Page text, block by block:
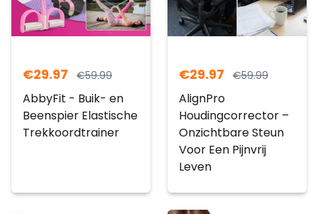
€29.97 €59.99
AbbyFit - Buik- en
Beenspier Elastische
Trekkoordtrainer
€29.97 €59.99
AlignPro
Houdingcorrector –
Onzichtbare Steun
Voor Een Pijnvrij
Leven